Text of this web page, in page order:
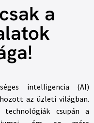
a
intelligencia (AI)
az üzleti világban.
csupán a